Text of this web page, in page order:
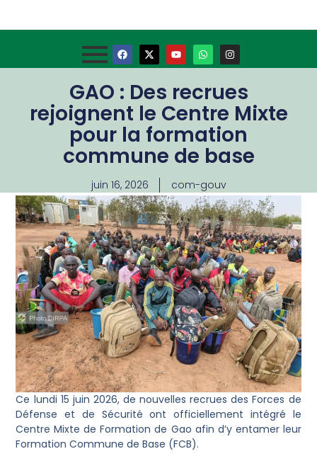
GAO : Des recrues
rejoignent le Centre Mixte
pour la formation
commune de base
juin 16, 2026 com-gouv
Ce lundi 15 juin 2026, de nouvelles recrues des Forces de
Défense et de Sécurité ont officiellement intégré le
Centre Mixte de Formation de Gao afin d’y entamer leur
Formation Commune de Base (FCB).